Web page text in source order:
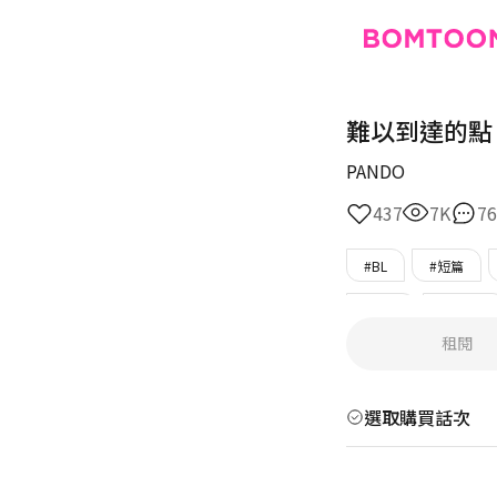
難以到達的點
PANDO
437
7K 76
#BL #短篇
租閱
選取購買話次